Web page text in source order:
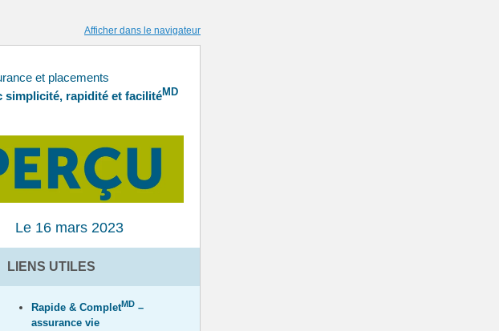
Afficher dans le navigateur
et placements
simplicité, rapidité et facilitéMD
Le 16 mars 2023
LIENS UTILES
Rapide & CompletMD –
assurance vie